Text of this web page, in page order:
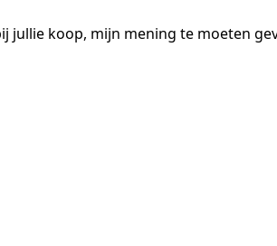
koop, mijn mening te moeten